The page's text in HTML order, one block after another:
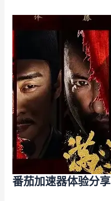
番茄加速器体验分享